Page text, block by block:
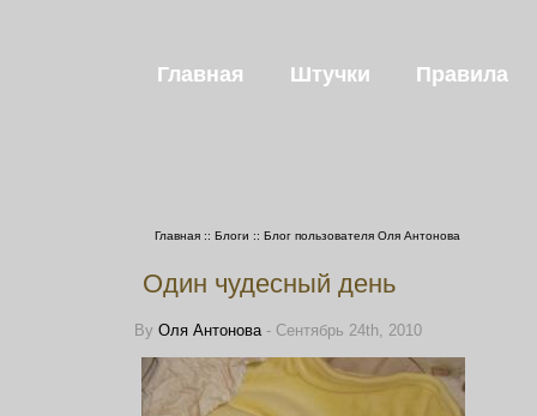
Главная Штучки Правила
Главная :: Блоги :: Блог пользователя Оля Антонова
Один чудесный день
By Оля Антонова- Сентябрь 24th, 2010